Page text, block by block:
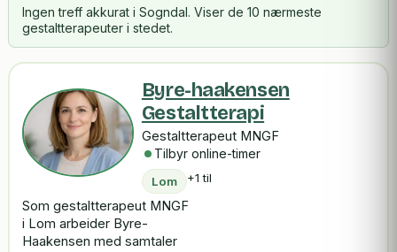
Ingen treff akkurat i Sogndal. Viser de 10 nærmeste
gestaltterapeuter i stedet.
Byre-haakensen
Gestaltterapi
Gestaltterapeut MNGF
Tilbyr online-timer
Lom +1 til
Som gestaltterapeut MNGF
i Lom arbeider Byre-
Haakensen med samtaler